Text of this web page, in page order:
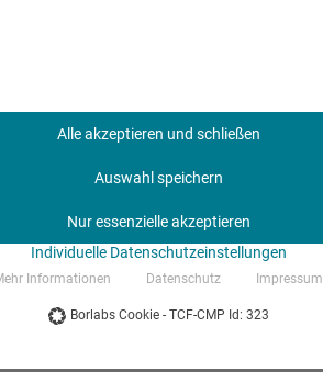
mögen zunächst
beibehalten und
auf Aufzüge und
Auch Balanceübungen
Sie, dass ein
Social Health ist
für
erwarten.“
Alle akzeptieren und schließen
Auswahl speichern
Nur essenzielle akzeptieren
Individuelle Datenschutzeinstellungen
Informationen Datenschutz Impressum
Borlabs Cookie - TCF-CMP Id: 323